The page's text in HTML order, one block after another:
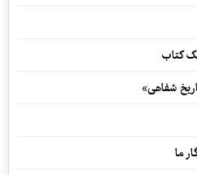
کتاب
شفاهی»
ما